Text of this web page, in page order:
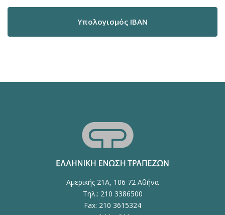
Υπολογισμός IBAN
Αμερικής 21Α, 106 72 Αθήνα
Τηλ.: 210 3386500
Fax: 210 3615324